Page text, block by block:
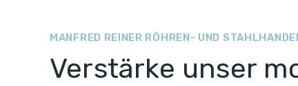
MANFRED REINER RÖHREN- UND
Verstärke unser